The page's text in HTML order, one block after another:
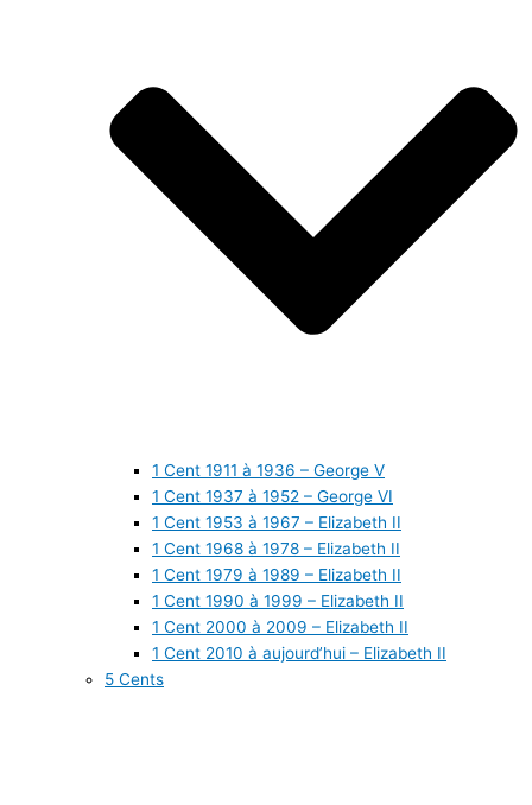
1 Cent 1911 à 1936 – George V
1 Cent 1937 à 1952 – George VI
1 Cent 1953 à 1967 – Elizabeth II
1 Cent 1968 à 1978 – Elizabeth II
1 Cent 1979 à 1989 – Elizabeth II
1 Cent 1990 à 1999 – Elizabeth II
1 Cent 2000 à 2009 – Elizabeth II
1 Cent 2010 à aujourd’hui – Elizabeth II
5 Cents